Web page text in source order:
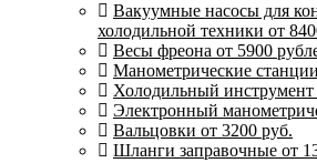
Вакуумные насосы для
холодильной техники от
Весы фреона от 5900
Манометрические
Холодильный инструмент
Электронный
Вальцовки от 3200 руб.
Шланги заправочные от